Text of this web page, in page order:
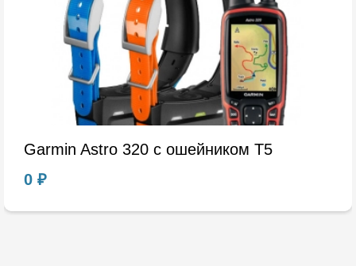
Garmin Astro 320 с ошейником T5
0 ₽